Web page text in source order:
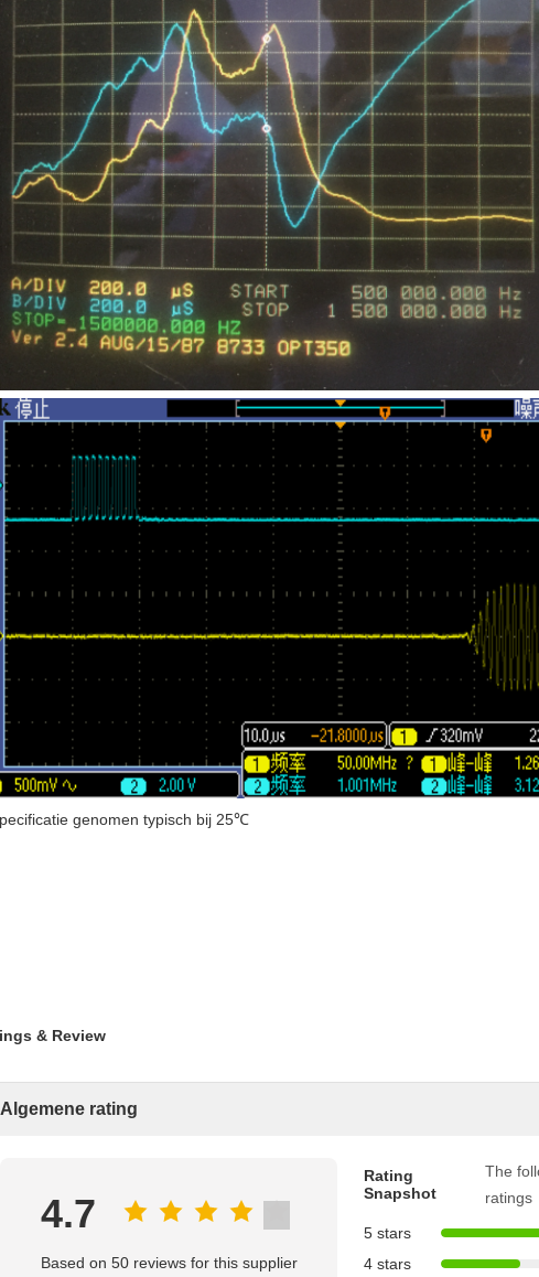
genomen typisch bij 25℃
& Review
Algemene rating
4.7
Based on 50 reviews for this supplier
Rating
Snapshot
The
ratings
5 stars
4 stars